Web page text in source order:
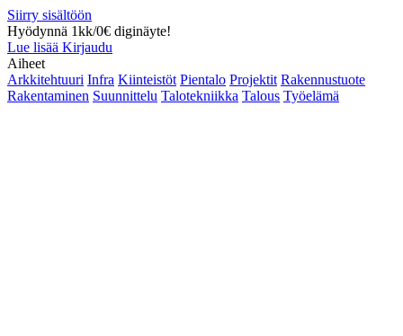
Siirry sisältöön
Hyödynnä 1kk/0€ diginäyte!
Lue lisää Kirjaudu
Aiheet
Arkkitehtuuri Infra Kiinteistöt Pientalo Projektit Rakennustuote
Rakentaminen Suunnittelu Talotekniikka Talous Työelämä